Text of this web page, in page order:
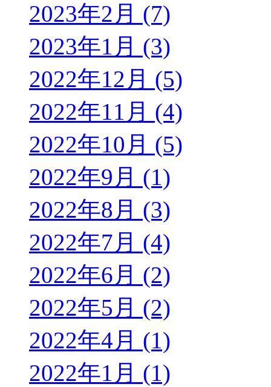
2023年2月 (7)
2023年1月 (3)
2022年12月 (5)
2022年11月 (4)
2022年10月 (5)
2022年9月 (1)
2022年8月 (3)
2022年7月 (4)
2022年6月 (2)
2022年5月 (2)
2022年4月 (1)
2022年1月 (1)